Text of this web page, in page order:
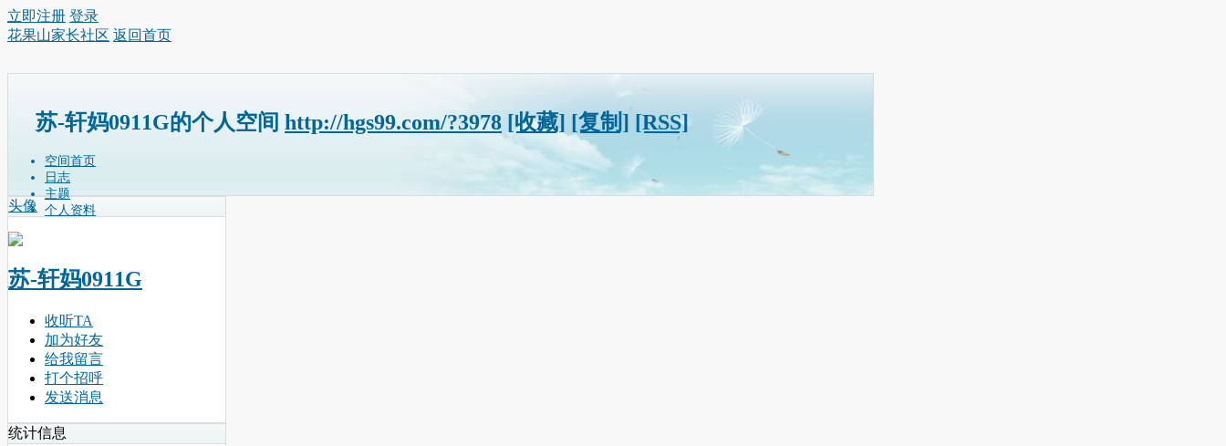
立即注册 登录
花果山家长社区 返回首页
苏-轩妈0911G的个人空间 http://hgs99.com/?3978 [收藏] [复制] [RSS]
空间首页
日志
主题
个人资料
头像
苏-轩妈0911G
收听TA
加为好友
给我留言
打个招呼
发送消息
统计信息